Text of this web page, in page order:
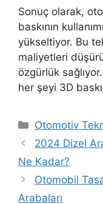
Sonuç olarak,
baskının
yükseltiyor. Bu
maliyetleri
özgürlük
her şeyi 3D
K
a
e
g
o
Otomotiv
2024 Dizel
Ne Kadar?
Otomobil
Arabaları